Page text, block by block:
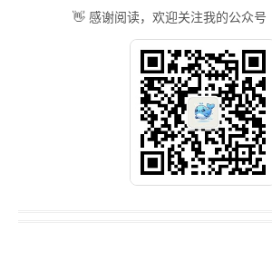
👋 感谢阅读，欢迎关注我的公众号